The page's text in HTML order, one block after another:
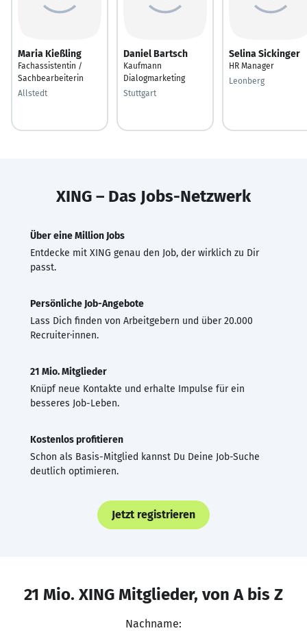
Maria Kießling
Fachassistentin /
Sachbearbeiterin
Allstedt
Daniel Bartsch
Kaufmann
Dialogmarketing
Stuttgart
Selina Sickinger
HR Manager
Leonberg
XING – Das Jobs-Netzwerk
Über eine Million Jobs
Entdecke mit XING genau den Job, der wirklich zu Dir
passt.
Persönliche Job-Angebote
Lass Dich finden von Arbeitgebern und über 20.000
Recruiter·innen.
21 Mio. Mitglieder
Knüpf neue Kontakte und erhalte Impulse für ein
besseres Job-Leben.
Kostenlos profitieren
Schon als Basis-Mitglied kannst Du Deine Job-Suche
deutlich optimieren.
Jetzt registrieren
21 Mio. XING Mitglieder, von A bis Z
Nachname: